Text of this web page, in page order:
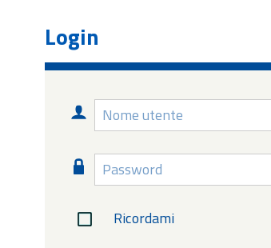
Login
Nome
utente
Password
Ricordami